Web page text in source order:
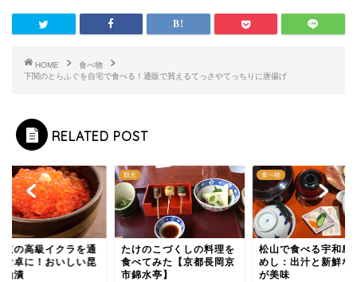
HOME
食べ物
下関のとらふぐを自宅で食べる！通販で買えるてっさやてっちりに唐揚げ
RELATED POST
道の高級イクラを通
食卓に！おいしい昆
油漬
観光
たけのこづくしの料理を
食べてみた【京都長岡京
市錦水亭】
食べ物
松山で食べる宇和島
めし：出汁と新鮮な
が美味